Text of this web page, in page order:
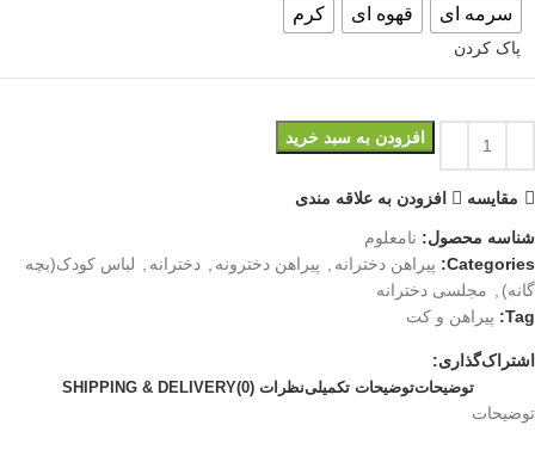
سرمه ای قهوه ای کرم
پاک کردن
افزودن به سبد خرید
مقايسه افزودن به علاقه مندی
شناسه محصول: نامعلوم
Categories:
پیراهن دخترانه , پیراهن دخترونه , دخترانه , لباس کودک(بچه
گانه) , مجلسی دخترانه
Tag:
پیراهن و کت
اشتراک‌گذاری:
توضیحاتتوضیحات تکمیلینظرات (0) SHIPPING & DELIVERY
توضیحات